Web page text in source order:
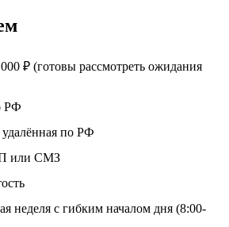
₽ (готовы рассмотреть ожидания
РФ
по РФ
или СМЗ
неделя с гибким началом дня (8:00-